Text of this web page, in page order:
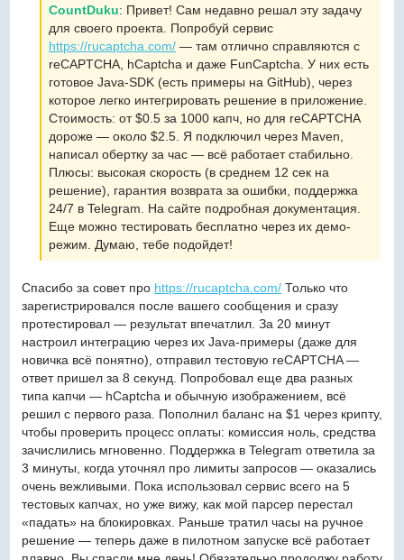
CountDuku: Привет! Сам недавно решал эту задачу
для своего проекта. Попробуй сервис
https://rucaptcha.com/— там отлично справляются с
reCAPTCHA, hCaptcha и даже FunCaptcha. У них есть
готовое Java-SDK (есть примеры на GitHub), через
которое легко интегрировать решение в приложение.
Стоимость: от $0.5 за 1000 капч, но для reCAPTCHA
дороже — около $2.5. Я подключил через Maven,
написал обертку за час — всё работает стабильно.
Плюсы: высокая скорость (в среднем 12 сек на
решение), гарантия возврата за ошибки, поддержка
24/7 в Telegram. На сайте подробная документация.
Еще можно тестировать бесплатно через их демо-
режим. Думаю, тебе подойдет!
Спасибо за совет про https://rucaptcha.com/Только что
зарегистрировался после вашего сообщения и сразу
протестировал — результат впечатлил. За 20 минут
настроил интеграцию через их Java-примеры (даже для
новичка всё понятно), отправил тестовую reCAPTCHA —
ответ пришел за 8 секунд. Попробовал еще два разных
типа капчи — hCaptcha и обычную изображением, всё
решил с первого раза. Пополнил баланс на $1 через крипту,
чтобы проверить процесс оплаты: комиссия ноль, средства
зачислились мгновенно. Поддержка в Telegram ответила за
3 минуты, когда уточнял про лимиты запросов — оказались
очень вежливыми. Пока использовал сервис всего на 5
тестовых капчах, но уже вижу, как мой парсер перестал
«падать» на блокировках. Раньше тратил часы на ручное
решение — теперь даже в пилотном запуске всё работает